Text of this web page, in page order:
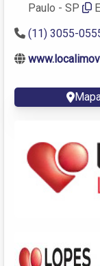
Paulo - SP
(11) 3055-